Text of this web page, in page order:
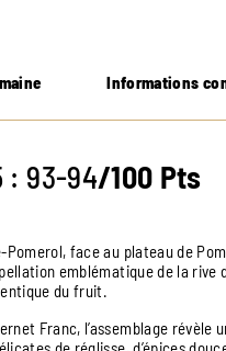
Informations
: 93-94/100 Pts
face au plateau de
emblématique de la rive
du fruit.
Franc, l’assemblage révèle